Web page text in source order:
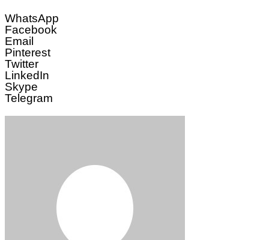
WhatsApp
Facebook
Email
Pinterest
Twitter
LinkedIn
Skype
Telegram